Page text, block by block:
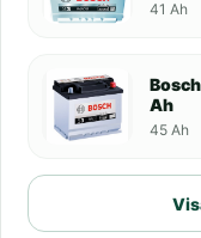
41 Ah
Ah
45 Ah